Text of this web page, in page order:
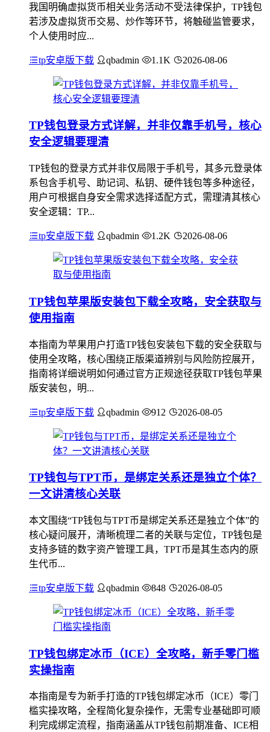
我国明确虚拟货币相关业务活动不受法律保护，TP钱包
若涉及虚拟货币交易、炒作等环节，将触碰监管要求，
个人使用时应...
tp安卓版下载 qbadmin 1.1K 2026-08-06
TP钱包登录方式详解，并非仅靠手机号，核心
安全逻辑要理清
TP钱包的登录方式并非仅局限于手机号，其多元登录体
系包含手机号、助记词、私钥、硬件钱包等多种途径，
用户可根据自身安全需求选择适配方式，需理清其核心
安全逻辑：TP...
tp安卓版下载 qbadmin 1.2K 2026-08-06
TP钱包苹果版安装包下载全攻略，安全获取与
使用指南
本指南为苹果用户打造TP钱包安装包下载的安全获取与
使用全攻略，核心围绕正版渠道辨别与风险防控展开，
指南将详细说明如何通过官方正规途径获取TP钱包苹果
版安装包，明...
tp安卓版下载 qbadmin 912 2026-08-05
TP钱包与TPT币，是绑定关系还是独立个体？
一文讲清核心关联
本文围绕“TP钱包与TPT币是绑定关系还是独立个体”的
核心疑问展开，清晰梳理二者的关联与定位，TP钱包是
支持多链的数字资产管理工具，TPT币是其生态内的原
生代币...
tp安卓版下载 qbadmin 848 2026-08-05
TP钱包绑定冰币（ICE）全攻略，新手零门槛
实操指南
本指南是专为新手打造的TP钱包绑定冰币（ICE）零门
槛实操攻略，全程简化复杂操作，无需专业基础即可顺
利完成绑定流程，指南涵盖从TP钱包前期准备、ICE相